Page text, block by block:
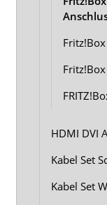
HDMI DVI
Kabel Set
Kabel Set